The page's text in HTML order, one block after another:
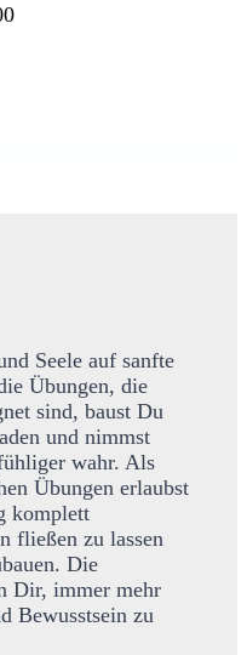
Seele auf sanfte
Übungen, die
sind, baust Du
und nimmst
wahr. Als
Übungen erlaubst
komplett
fließen zu lassen
Die
Dir, immer mehr
Bewusstsein zu